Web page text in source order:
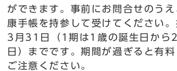
ができます。事前にお問合せのう
康手帳を持参して受けてください
3月31日（1期は1歳の誕生日から
日）までです。期間が過ぎると有料
ご注意ください。